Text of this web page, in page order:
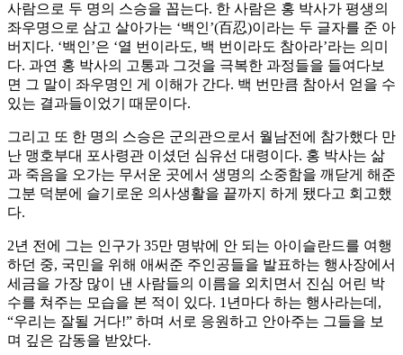
사람으로 두 명의 스승을 꼽는다. 한 사람은 홍 박사가 평생의
좌우명으로 삼고 살아가는 ‘백인’(百忍)이라는 두 글자를 준 아
버지다. ‘백인’은 ‘열 번이라도, 백 번이라도 참아라’라는 의미
다. 과연 홍 박사의 고통과 그것을 극복한 과정들을 들여다보
면 그 말이 좌우명인 게 이해가 간다. 백 번만큼 참아서 얻을 수
있는 결과들이었기 때문이다.
그리고 또 한 명의 스승은 군의관으로서 월남전에 참가했다 만
난 맹호부대 포사령관 이셨던 심유선 대령이다. 홍 박사는 삶
과 죽음을 오가는 무서운 곳에서 생명의 소중함을 깨닫게 해준
그분 덕분에 슬기로운 의사생활을 끝까지 하게 됐다고 회고했
다.
2년 전에 그는 인구가 35만 명밖에 안 되는 아이슬란드를 여행
하던 중, 국민을 위해 애써준 주인공들을 발표하는 행사장에서
세금을 가장 많이 낸 사람들의 이름을 외치면서 진심 어린 박
수를 쳐주는 모습을 본 적이 있다. 1년마다 하는 행사라는데,
“우리는 잘될 거다!” 하며 서로 응원하고 안아주는 그들을 보
며 깊은 감동을 받았다.